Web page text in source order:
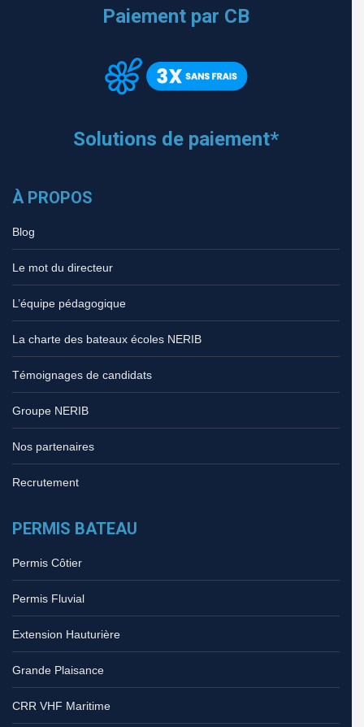
Paiement par CB
Solutions de paiement*
À PROPOS
Blog
Le mot du directeur
L’équipe pédagogique
La charte des bateaux écoles NERIB
Témoignages de candidats
Groupe NERIB
Nos partenaires
Recrutement
PERMIS BATEAU
Permis Côtier
Permis Fluvial
Extension Hauturière
Grande Plaisance
CRR VHF Maritime